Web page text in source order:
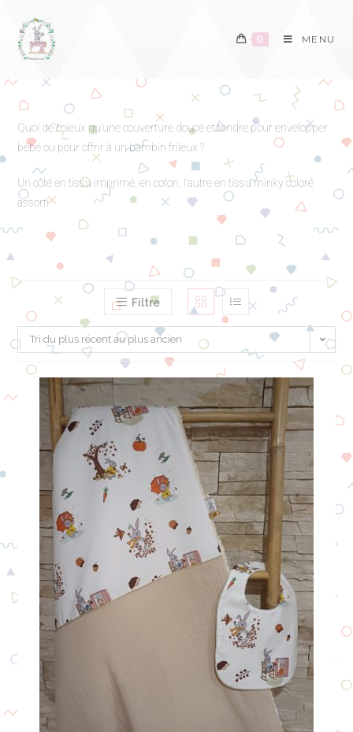
0 MENU
Quoi de mieux qu’une couverture douce et tendre pour envelopper
bébé ou pour offrir à un bambin frileux ?
Un côté en tissu imprimé, en coton, l’autre en tissu minky coloré
assorti.
Filtre
Tri du plus récent au plus ancien